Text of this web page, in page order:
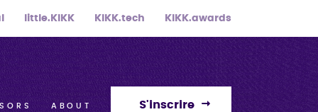
ABOUT S'inscrire
little.KIKK KIKK.tech KIKK.awards